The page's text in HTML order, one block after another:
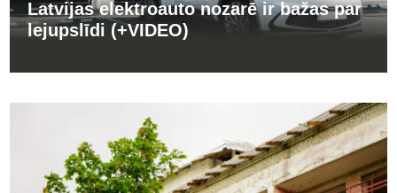
Latvijas elektroauto nozarē ir bažas par
lejupslīdi (+VIDEO)